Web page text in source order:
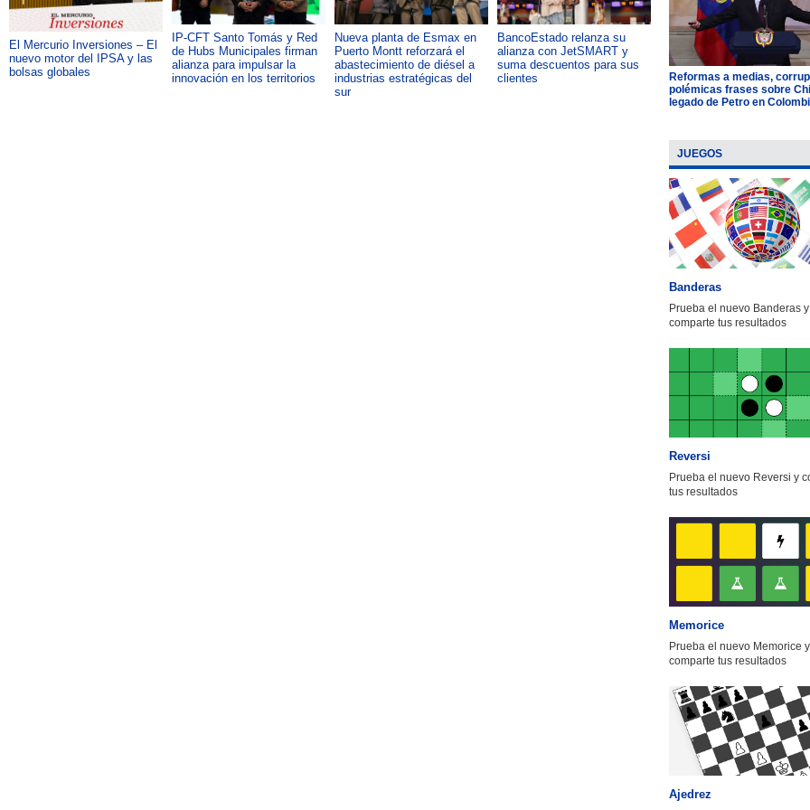
El Mercurio Inversiones – El
nuevo motor del IPSA y las
bolsas globales
IP-CFT Santo Tomás y Red
de Hubs Municipales firman
alianza para impulsar la
innovación en los territorios
Nueva planta de Esmax en
Puerto Montt reforzará el
abastecimiento de diésel a
industrias estratégicas del
sur
BancoEstado relanza su
alianza con JetSMART y
suma descuentos para sus
clientes
Capacitación como foco del
desarrollo país: OTIC de la
CChC lanza podcast sobre
impacto de formar talento
Reformas a medias,
polémicas frases sobre
legado de Petro en
JUEGOS
Banderas
Prueba el nuevo Banderas y
comparte tus resultados
Reversi
Prueba el nuevo Reversi y
tus resultados
Memorice
Prueba el nuevo Memorice y
comparte tus resultados
Ajedrez